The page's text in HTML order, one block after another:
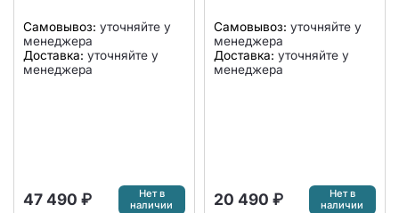
Самовывоз: уточняйте у
менеджера
Доставка: уточняйте у
менеджера
47 490 ₽
Нет в
наличии
Самовывоз: уточняйте у
менеджера
Доставка: уточняйте у
менеджера
20 490 ₽
Нет в
наличии